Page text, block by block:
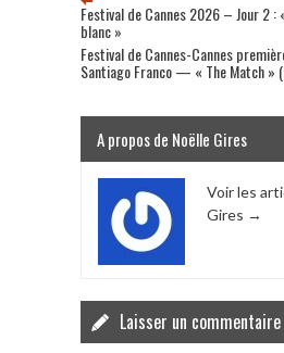
Festival de Cannes 2026 – Jour 2 :
blanc »
Festival de Cannes-Cannes
Santiago Franco — « The Match »
A propos de Noëlle Gires
Voir les
Gires →
Laisser un commentaire